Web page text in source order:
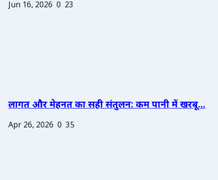
Jun 16, 2026 0 23
लागत और मेहनत का सही संतुलन: कम पानी में खरबू...
Apr 26, 2026 0 35